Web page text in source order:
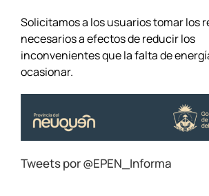
Solicitamos a los usuarios tomar los
necesarios a efectos de reducir los
inconvenientes que la falta de
ocasionar.
Tweets por @EPEN_Informa